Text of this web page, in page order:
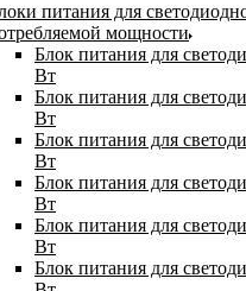
питания для
мощности
Блок питания для
Вт
Блок питания для
Вт
Блок питания для
Вт
Блок питания для
Вт
Блок питания для
Вт
Блок питания для